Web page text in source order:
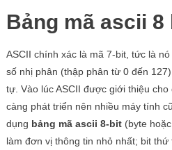
Bảng mã ascii 8
ASCII chính xác là mã 7-bit, tức là nó
số nhị phân (thập phân từ 0 đến
tự. Vào lúc ASCII được giới thiệu
càng phát triển nên nhiều máy tính
dụng bảng mã ascii 8-bit(byte
làm đơn vị thông tin nhỏ nhất; bit